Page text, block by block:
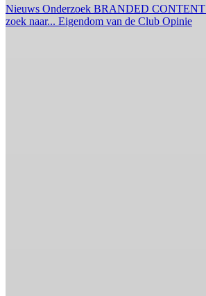
Nieuws Onderzoek BRANDED CONTENT
zoek naar... Eigendom van de Club Opinie